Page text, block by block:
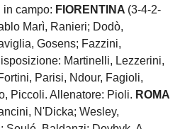
in campo: FIORENTINA (3-4-2-
Marì, Ranieri; Dodò,
Gosens; Fazzini,
Martinelli, Lezzerini,
Parisi, Ndour, Fagioli,
Piccoli. Allenatore: Pioli. ROMA
N'Dicka; Wesley,